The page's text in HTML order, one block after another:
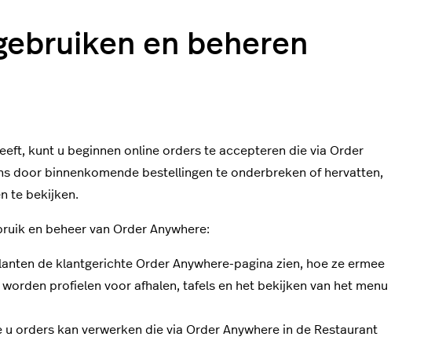
en beheren
kunt u beginnen online orders te accepteren die via Order
door binnenkomende bestellingen te onderbreken of hervatten,
te bekijken.
en beheer van Order Anywhere:
de klantgerichte Order Anywhere-pagina zien, hoe ze ermee
profielen voor afhalen, tafels en het bekijken van het menu
u orders kan verwerken die via Order Anywhere in de Restaurant